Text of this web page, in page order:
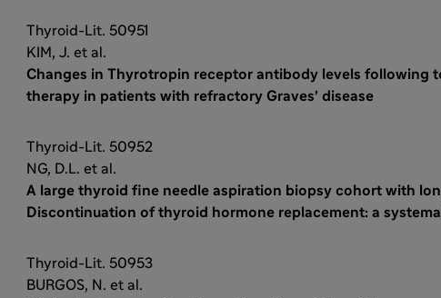
Thyroid-Lit. 50951
KIM, J. et al.
Changes in Thyrotropin receptor antibody levels following
therapy in patients with refractory Graves’ disease
Thyroid-Lit. 50952
NG, D.L. et al.
A large thyroid fine needle aspiration biopsy cohort with
Discontinuation of thyroid hormone replacement: a
Thyroid-Lit. 50953
BURGOS, N. et al.